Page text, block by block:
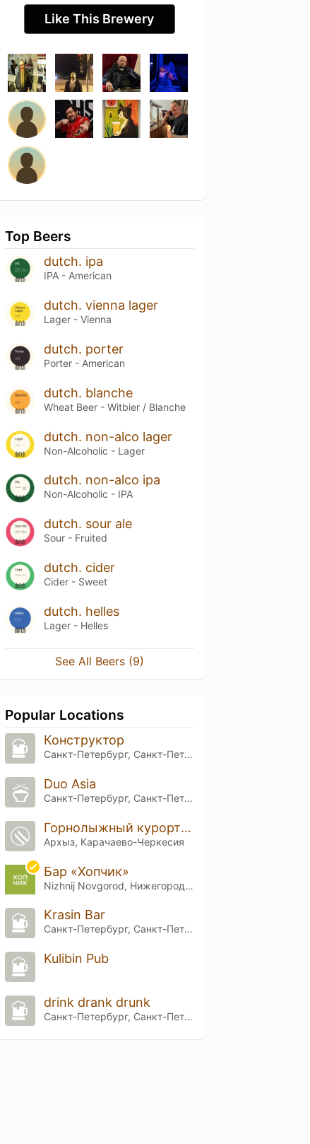
Like This Brewery
Top Beers
dutch. ipa
IPA - American
dutch. vienna lager
Lager - Vienna
dutch. porter
Porter - American
dutch. blanche
Wheat Beer - Witbier / Blanche
dutch. non-alco lager
Non-Alcoholic - Lager
dutch. non-alco ipa
Non-Alcoholic - IPA
dutch. sour ale
Sour - Fruited
dutch. cider
Cider - Sweet
dutch. helles
Lager - Helles
See All Beers (9)
Popular Locations
Конструктор
Санкт-Петербург, Санкт-Петербург
Duo Asia
Санкт-Петербург, Санкт-Петербург
Горнолыжный курорт «Архыз»
Архыз, Карачаево-Черкесия
Бар «Хопчик»
Nizhnij Novgorod, Нижегородская обл.
Krasin Bar
Санкт-Петербург, Санкт-Петербург
Kulibin Pub
drink drank drunk
Санкт-Петербург, Санкт-Петербург